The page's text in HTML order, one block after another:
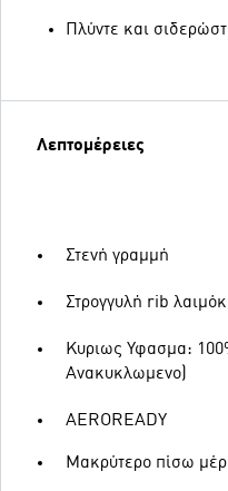
Πλύντε και
Λεπτομέρειες
Στενή γραμμή
Στρογγυλή rib
Κυριως Υφασμα:
Ανακυκλωμενο)
AEROREADY
Μακρύτερο πίσω